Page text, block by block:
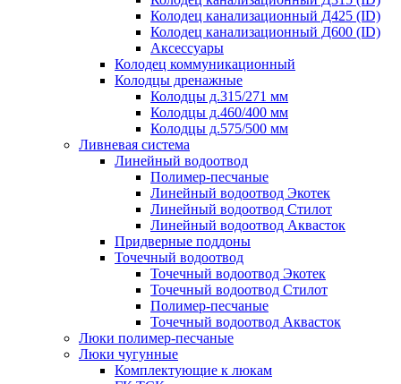
Колодец канализационный Д425 (ID)
Колодец канализационный Д600 (ID)
Аксессуары
Колодец коммуникационный
Колодцы дренажные
Колодцы д.315/271 мм
Колодцы д.460/400 мм
Колодцы д.575/500 мм
Ливневая система
Линейный водоотвод
Полимер-песчаные
Линейный водоотвод Экотек
Линейный водоотвод Стилот
Линейный водоотвод Аквасток
Придверные поддоны
Точечный водоотвод
Точечный водоотвод Экотек
Точечный водоотвод Стилот
Полимер-песчаные
Точечный водоотвод Аквасток
Люки полимер-песчаные
Люки чугунные
Комплектующие к люкам